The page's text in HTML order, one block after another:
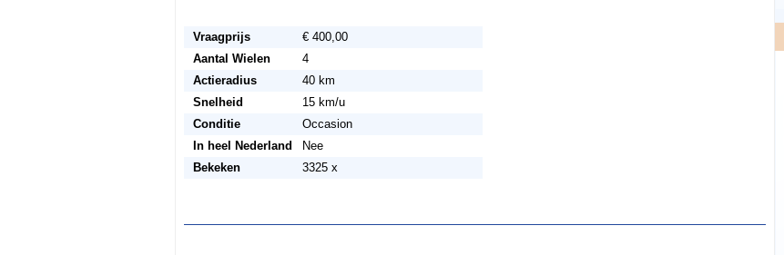
Vraagprijs
€ 400,00
Aantal Wielen
4
Actieradius
40 km
Snelheid
15 km/u
Conditie
Occasion
In heel Nederland
Nee
Bekeken
3325 x